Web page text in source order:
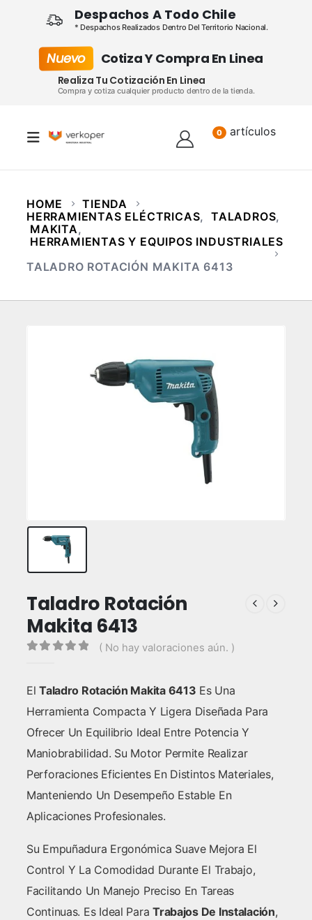
Despachos A Todo Chile
* Despachos Realizados Dentro Del Territorio Nacional.
Nuevo Cotiza Y Compra En Linea
Realiza Tu Cotización En Linea
Compra y cotiza cualquier producto dentro de la tienda.
0 artículos
HOME
TIENDA
HERRAMIENTAS ELÉCTRICAS, TALADROS,
MAKITA,
HERRAMIENTAS Y EQUIPOS INDUSTRIALES
TALADRO ROTACIÓN MAKITA 6413
Taladro Rotación
Makita 6413
( No hay valoraciones aún. )
ElTaladro Rotación Makita 6413 Es Una
Herramienta Compacta Y Ligera Diseñada Para
Ofrecer Un Equilibrio Ideal Entre Potencia Y
Maniobrabilidad. Su Motor Permite Realizar
Perforaciones Eficientes En Distintos Materiales,
Manteniendo Un Desempeño Estable En
Aplicaciones Profesionales.
Su Empuñadura Ergonómica Suave Mejora El
Control Y La Comodidad Durante El Trabajo,
Facilitando Un Manejo Preciso En Tareas
Continuas. Es Ideal ParaTrabajos De Instalación,